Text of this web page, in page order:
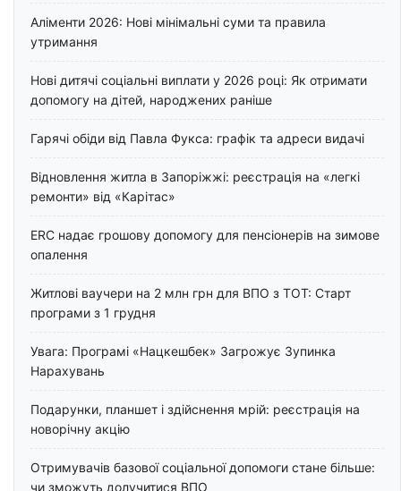
Аліменти 2026: Нові мінімальні суми та правила
утримання
Нові дитячі соціальні виплати у 2026 році: Як отримати
допомогу на дітей, народжених раніше
Гарячі обіди від Павла Фукса: графік та адреси видачі
Відновлення житла в Запоріжжі: реєстрація на «легкі
ремонти» від «Карітас»
ERC надає грошову допомогу для пенсіонерів на зимове
опалення
Житлові ваучери на 2 млн грн для ВПО з ТОТ: Старт
програми з 1 грудня
Увага: Програмі «Нацкешбек» Загрожує Зупинка
Нарахувань
Подарунки, планшет і здійснення мрій: реєстрація на
новорічну акцію
Отримувачів базової соціальної допомоги стане більше:
чи зможуть долучитися ВПО